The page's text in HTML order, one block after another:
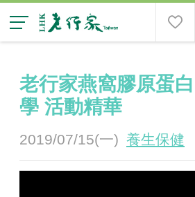
老行家燕窩膠原蛋
學 活動精華
2019/07/15(一) 養生保健